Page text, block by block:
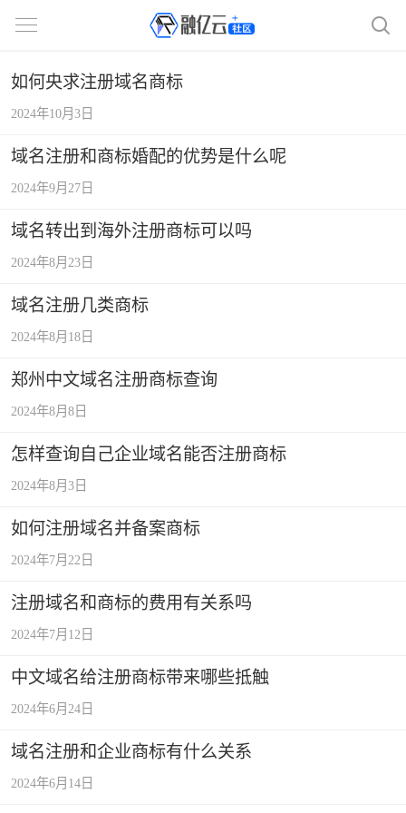
如何央求注册域名商标
2024年10月3日
域名注册和商标婚配的优势是什么呢
2024年9月27日
域名转出到海外注册商标可以吗
2024年8月23日
域名注册几类商标
2024年8月18日
郑州中文域名注册商标查询
2024年8月8日
怎样查询自己企业域名能否注册商标
2024年8月3日
如何注册域名并备案商标
2024年7月22日
注册域名和商标的费用有关系吗
2024年7月12日
中文域名给注册商标带来哪些抵触
2024年6月24日
域名注册和企业商标有什么关系
2024年6月14日